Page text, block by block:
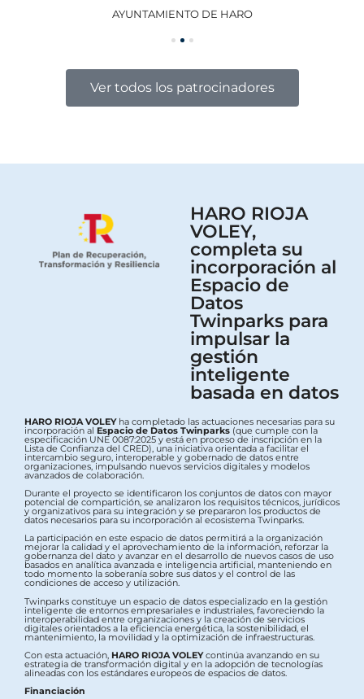
AYUNTAMIENTO DE HARO
Ver todos los patrocinadores
HARO RIOJA
VOLEY,
completa su
incorporación al
Espacio de
Datos
Twinparks para
impulsar la
gestión
inteligente
basada en datos
HARO RIOJA VOLEYha completado las actuaciones necesarias para su
incorporación al Espacio de Datos Twinparks (que cumple con la
especificación UNE 0087:2025 y está en proceso de inscripción en la
Lista de Confianza del CRED), una iniciativa orientada a facilitar el
intercambio seguro, interoperable y gobernado de datos entre
organizaciones, impulsando nuevos servicios digitales y modelos
avanzados de colaboración.
Durante el proyecto se identificaron los conjuntos de datos con mayor
potencial de compartición, se analizaron los requisitos técnicos, jurídicos
y organizativos para su integración y se prepararon los productos de
datos necesarios para su incorporación al ecosistema Twinparks.
La participación en este espacio de datos permitirá a la organización
mejorar la calidad y el aprovechamiento de la información, reforzar la
gobernanza del dato y avanzar en el desarrollo de nuevos casos de uso
basados en analítica avanzada e inteligencia artificial, manteniendo en
todo momento la soberanía sobre sus datos y el control de las
condiciones de acceso y utilización.
Twinparks constituye un espacio de datos especializado en la gestión
inteligente de entornos empresariales e industriales, favoreciendo la
interoperabilidad entre organizaciones y la creación de servicios
digitales orientados a la eficiencia energética, la sostenibilidad, el
mantenimiento, la movilidad y la optimización de infraestructuras.
Con esta actuación, HARO RIOJA VOLEYcontinúa avanzando en su
estrategia de transformación digital y en la adopción de tecnologías
alineadas con los estándares europeos de espacios de datos.
Financiación